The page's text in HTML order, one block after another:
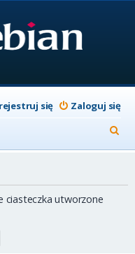
Zaloguj się
się
z
ciasteczka utworzone